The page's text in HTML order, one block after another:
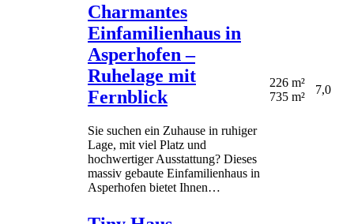
Charmantes
Einfamilienhaus in
Asperhofen –
Ruhelage mit
Fernblick
Sie suchen ein Zuhause in ruhiger
Lage, mit viel Platz und
hochwertiger Ausstattung? Dieses
massiv gebaute Einfamilienhaus in
Asperhofen bietet Ihnen…
226 m²
735 m²
7,0